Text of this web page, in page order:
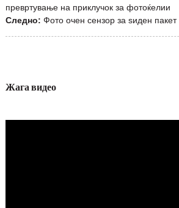
превртување на приклучок за фотоќелии
Следно: Фото очен сензор за ѕиден
Жага видео